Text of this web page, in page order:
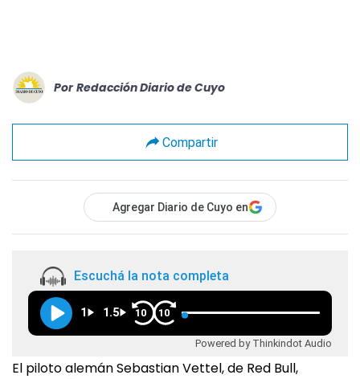
Por Redacción Diario de Cuyo
Compartir
Agregar Diario de Cuyo en
Escuchá la nota completa
1 1.5 10 10
Powered by Thinkindot Audio
El piloto alemán Sebastian Vettel, de Red Bull,